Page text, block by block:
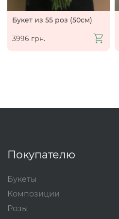
Букет из 55 роз (50см)
3996 грн.
Покупателю
Букеты
Композиции
Розы